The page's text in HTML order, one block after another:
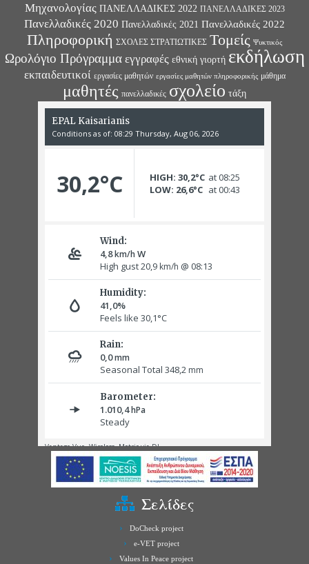
Μηχανολογίας ΠΑΝΕΛΛΑΔΙΚΕΣ 2022 ΠΑΝΕΛΛΑΔΙΚΕΣ 2023
Πανελλαδικές 2020 Πανελλαδικές 2021 Πανελλαδικές 2022
Πληροφορική ΣΧΟΛΕΣ ΣΤΡΑΤΙΩΤΙΚΕΣ Τομείς Ψυκτικός
Ωρολόγιο Πρόγραμμα εγγραφές εθνική γιορτή εκδήλωση
εκπαιδευτικοί εργασίες μαθητών εργασίες μαθητών πληροφορικής μάθημα
μαθητές πανελλαδικές σχολείο τάξη
Σελίδες
DoCheck project
e-VET project
Values In Peace project